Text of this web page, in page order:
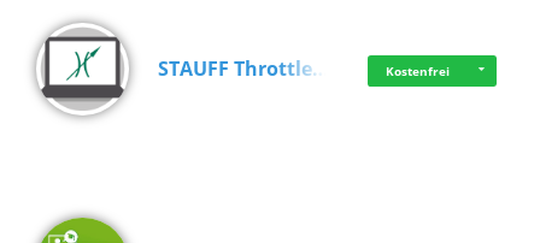
STAUFF Throttle… Kostenfrei